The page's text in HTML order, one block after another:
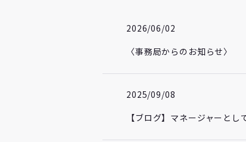
2026/06/02
〈事務局からのお知らせ〉
2025/09/08
【ブログ】マネージャーと